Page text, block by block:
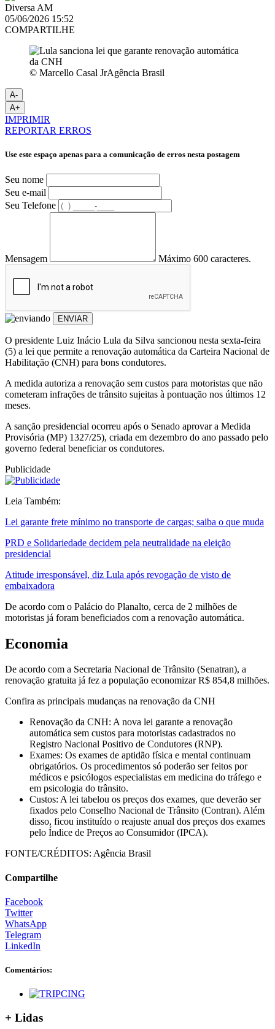
Diversa AM
05/06/2026 15:52
COMPARTILHE
© Marcello Casal JrAgência Brasil
A-
A+
IMPRIMIR
REPORTAR ERROS
Use este espaço apenas para a comunicação de erros nesta postagem
Seu nome
Seu e-mail
Seu Telefone
Mensagem Máximo 600 caracteres.
ENVIAR
O presidente Luiz Inácio Lula da Silva sancionou nesta sexta-feira
(5) a lei que permite a renovação automática da Carteira Nacional de
Habilitação (CNH) para bons condutores.
A medida autoriza a renovação sem custos para motoristas que não
cometeram infrações de trânsito sujeitas à pontuação nos últimos 12
meses.
A sanção presidencial ocorreu após o Senado aprovar a Medida
Provisória (MP) 1327/25), criada em dezembro do ano passado pelo
governo federal beneficiar os condutores.
Publicidade
Leia Também:
Lei garante frete mínimo no transporte de cargas; saiba o que muda
PRD e Solidariedade decidem pela neutralidade na eleição
presidencial
Atitude irresponsável, diz Lula após revogação de visto de
embaixadora
De acordo com o Palácio do Planalto, cerca de 2 milhões de
motoristas já foram beneficiados com a renovação automática.
Economia
De acordo com a Secretaria Nacional de Trânsito (Senatran), a
renovação gratuita já fez a população economizar R$ 854,8 milhões.
Confira as principais mudanças na renovação da CNH
Renovação da CNH: A nova lei garante a renovação
automática sem custos para motoristas cadastrados no
Registro Nacional Positivo de Condutores (RNP).
Exames: Os exames de aptidão física e mental continuam
obrigatórios. Os procedimentos só poderão ser feitos por
médicos e psicólogos especialistas em medicina do tráfego e
em psicologia do trânsito.
Custos: A lei tabelou os preços dos exames, que deverão ser
fixados pelo Conselho Nacional de Trânsito (Contran). Além
disso, ficou instituído o reajuste anual dos preços dos exames
pelo Índice de Preços ao Consumidor (IPCA).
FONTE/CRÉDITOS: Agência Brasil
Compartilhe
Facebook
Twitter
WhatsApp
Telegram
LinkedIn
Comentários:
+ Lidas